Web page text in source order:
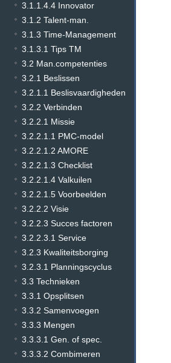
3.1.1.4.4 Innovator
3.1.2 Talent-man.
3.1.3 Time-Management
3.1.3.1 Tips TM
3.2 Man.competenties
3.2.1 Beslissen
3.2.1.1 Beslisvaardigheden
3.2.2 Verbinden
3.2.2.1 Missie
3.2.2.1.1 PMC-model
3.2.2.1.2 AMORE
3.2.2.1.3 Checklist
3.2.2.1.4 Valkuilen
3.2.2.1.5 Voorbeelden
3.2.2.2 Visie
3.2.2.3 Succes factoren
3.2.2.3.1 Service
3.2.3 Kwaliteitsborging
3.2.3.1 Planningscyclus
3.3 Technieken
3.3.1 Opsplitsen
3.3.2 Samenvoegen
3.3.3 Mengen
3.3.3.1 Gen. of spec.
3.3.3.2 Combimeren